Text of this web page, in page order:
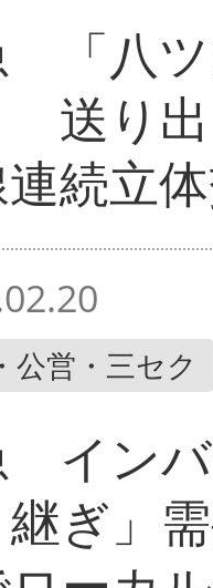
「八ツ
送り
続立
公営・三セク
インバ
継ぎ」